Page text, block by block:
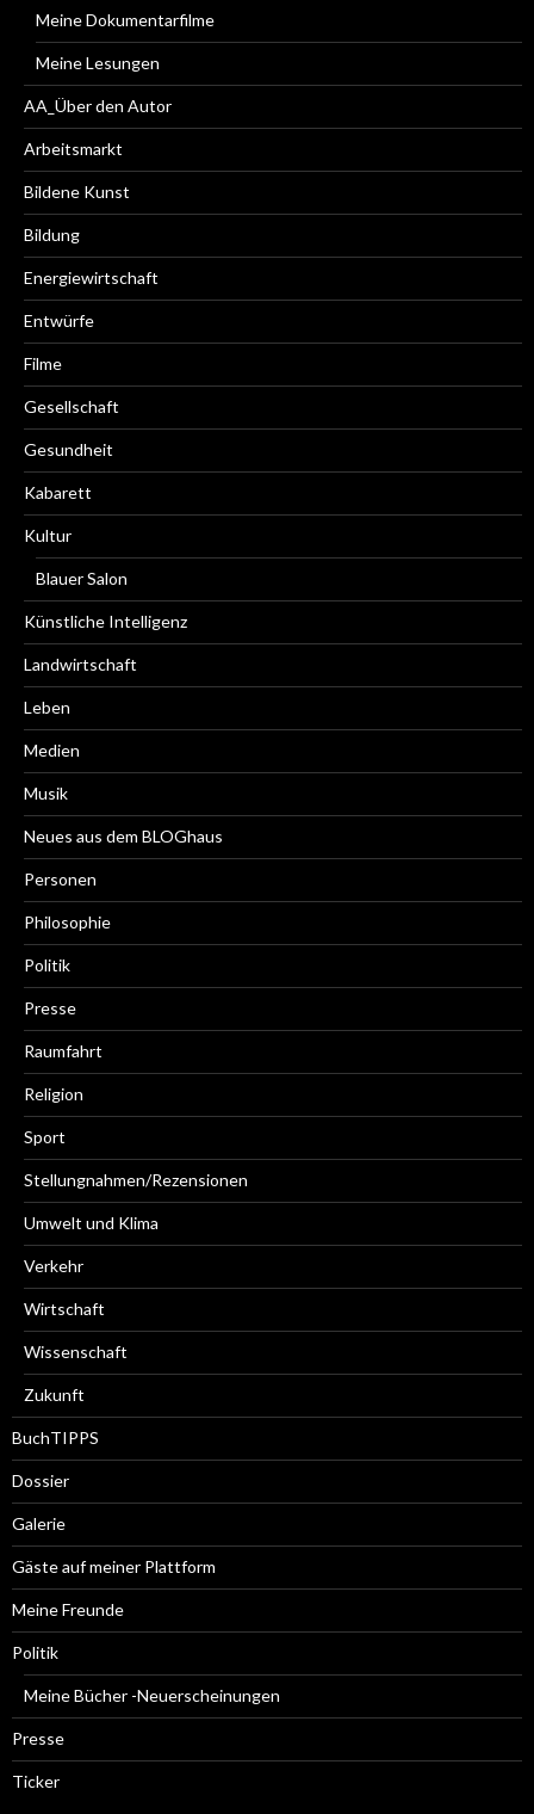
Meine Dokumentarfilme
Meine Lesungen
AA_Über den Autor
Arbeitsmarkt
Bildene Kunst
Bildung
Energiewirtschaft
Entwürfe
Filme
Gesellschaft
Gesundheit
Kabarett
Kultur
Blauer Salon
Künstliche Intelligenz
Landwirtschaft
Leben
Medien
Musik
Neues aus dem BLOGhaus
Personen
Philosophie
Politik
Presse
Raumfahrt
Religion
Sport
Stellungnahmen/Rezensionen
Umwelt und Klima
Verkehr
Wirtschaft
Wissenschaft
Zukunft
BuchTIPPS
Dossier
Galerie
Gäste auf meiner Plattform
Meine Freunde
Politik
Meine Bücher -Neuerscheinungen
Presse
Ticker